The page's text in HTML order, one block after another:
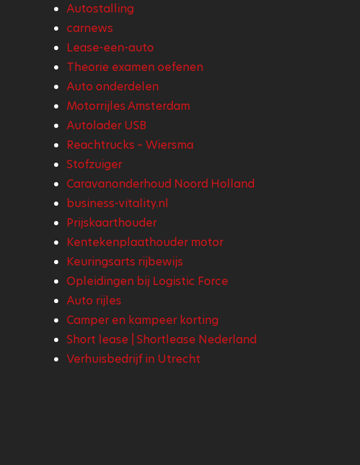
Autostalling
carnews
Lease-een-auto
Theorie examen oefenen
Auto onderdelen
Motorrijles Amsterdam
Autolader USB
Reachtrucks – Wiersma
Stofzuiger
Caravanonderhoud Noord Holland
business-vitality.nl
Prijskaarthouder
Kentekenplaathouder motor
Keuringsarts rijbewijs
Opleidingen bij Logistic Force
Auto rijles
Camper en kampeer korting
Short lease | Shortlease Nederland
Verhuisbedrijf in Utrecht